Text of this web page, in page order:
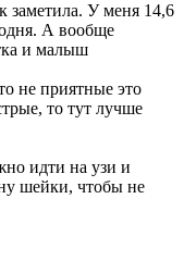
заметила. У меня 14,6
А вообще
и малыш
не приятные это
то тут лучше
идти на узи и
шейки, чтобы не